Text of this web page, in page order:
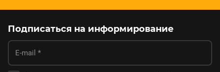
Подписаться на информирование